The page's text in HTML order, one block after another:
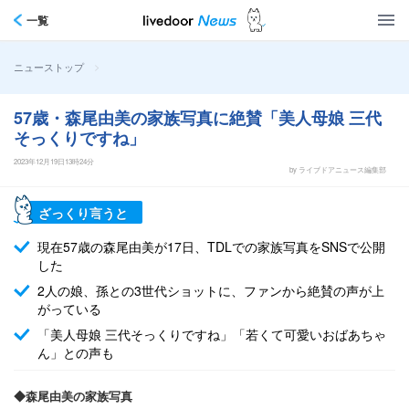
一覧
ニューストップ >
57歳・森尾由美の家族写真に絶賛「美人母娘 三代
そっくりですね」
2023年12月19日13時24分
by ライブドアニュース編集部
ざっくり言うと
現在57歳の森尾由美が17日、TDLでの家族写真をSNSで公開
した
2人の娘、孫との3世代ショットに、ファンから絶賛の声が上
がっている
「美人母娘 三代そっくりですね」「若くて可愛いおばあちゃ
ん」との声も
◆森尾由美の家族写真